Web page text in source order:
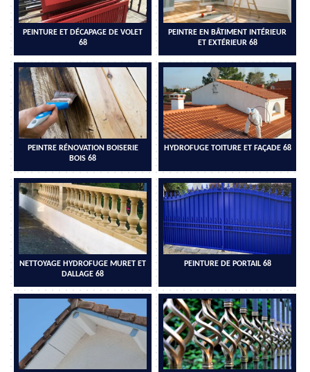
PEINTURE ET DÉCAPAGE DE VOLET
68
PEINTRE EN BÂTIMENT INTÉRIEUR
ET EXTÉRIEUR 68
PEINTRE RÉNOVATION BOISERIE
BOIS 68
HYDROFUGE TOITURE ET FAÇADE 68
NETTOYAGE HYDROFUGE MURET ET
DALLAGE 68
PEINTURE DE PORTAIL 68